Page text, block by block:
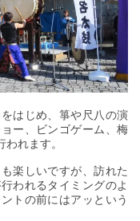
はじめ、箏や尺八の演
ー、ビンゴゲーム、梅
れます。
楽しいですが、訪れた
われるタイミングのよ
トの前にはアッという